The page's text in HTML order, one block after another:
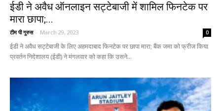
ईडी ने अवैध ऑनलाइन सट्टेबाजी में शामिल फिनटेक पर
मारा छापा;...
टीम पी गुरुस - March 29, 2023 0
ईडी ने अवैध सट्टेबाजी के लिए अहमदाबाद फिनटेक पर छापा मारा; बैंक जमा को फ्रीज किया
प्रवर्तन निदेशालय (ईडी) ने मंगलवार को कहा कि उसने...